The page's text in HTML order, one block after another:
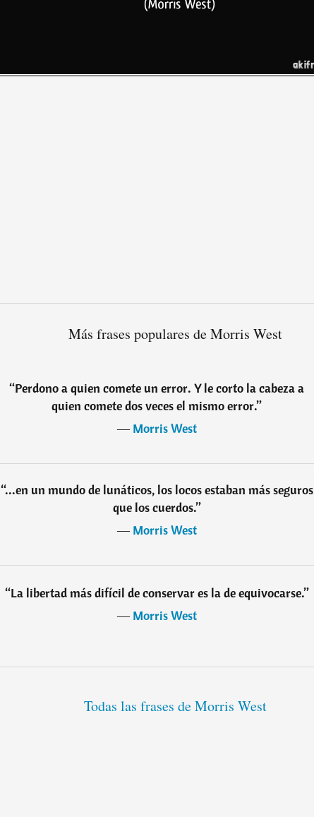
Más frases populares de Morris West
“Perdono a quien comete un error. Y le corto la cabeza a
quien comete dos veces el mismo error.”
―Morris West
“...en un mundo de lunáticos, los locos estaban más seguros
que los cuerdos.”
―Morris West
“La libertad más difícil de conservar es la de equivocarse.”
―Morris West
Todas las frases de Morris West